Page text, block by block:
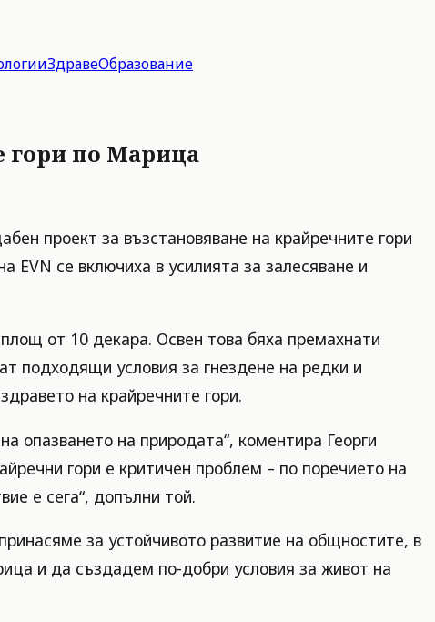
ЗдравеОбразование
гори по Марица
проект за възстановяване на крайречните гори
се включиха в усилията за залесяване и
от 10 декара. Освен това бяха премахнати
подходящи условия за гнездене на редки и
на крайречните гори.
опазването на природата“, коментира Георги
гори е критичен проблем – по поречието на
е сега“, допълни той.
за устойчивото развитие на общностите, в
и да създадем по-добри условия за живот на